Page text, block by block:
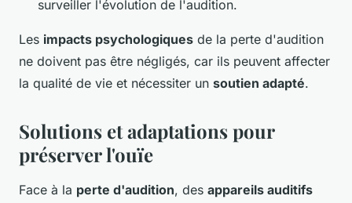
surveiller l'évolution de l'audition.
Les impacts psychologiques de la perte d'audition
ne doivent pas être négligés, car ils peuvent affecter
la qualité de vie et nécessiter un soutien adapté.
Solutions et adaptations pour
préserver l'ouïe
Face à la perte d'audition, des appareils auditifs